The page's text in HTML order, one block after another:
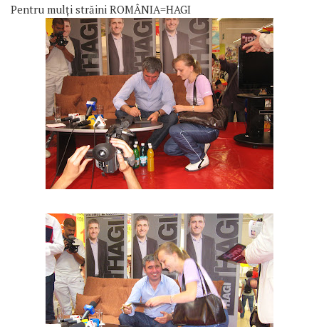
Pentru mulți străini ROMÂNIA=HAGI